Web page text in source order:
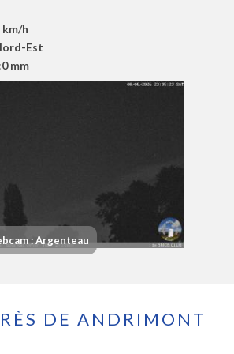
km/h
Est
0 mm
: Argenteau
DE ANDRIMONT